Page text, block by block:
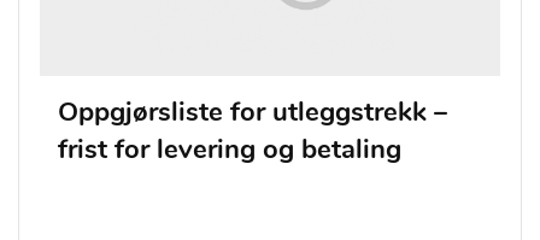
Oppgjørsliste for utleggstrekk –
frist for levering og betaling